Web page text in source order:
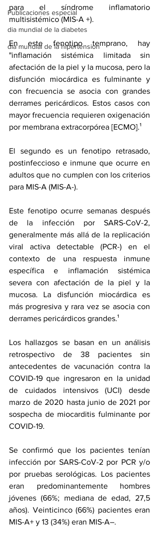
Publicaciones especial
dia mundial de la diabetes
dia mundial de la hipertension
para el síndrome inflamatorio
multisistémico (MIS-A +).
En este fenotipo temprano, hay
"inflamación sistémica limitada sin
afectación de la piel y la mucosa, pero la
disfunción miocárdica es fulminante y
con frecuencia se asocia con grandes
derrames pericárdicos. Estos casos con
mayor frecuencia requieren oxigenación
por membrana extracorpórea [ECMO].¹
El segundo es un fenotipo retrasado,
postinfeccioso e inmune que ocurre en
adultos que no cumplen con los criterios
para MIS-A (MIS-A-).
Este fenotipo ocurre semanas después
de la infección por SARS-CoV-2,
generalmente más allá de la replicación
viral activa detectable (PCR-) en el
contexto de una respuesta inmune
específica e inflamación sistémica
severa con afectación de la piel y la
mucosa. La disfunción miocárdica es
más progresiva y rara vez se asocia con
derrames pericárdicos grandes.¹
Los hallazgos se basan en un análisis
retrospectivo de 38 pacientes sin
antecedentes de vacunación contra la
COVID-19 que ingresaron en la unidad
de cuidados intensivos (UCI) desde
marzo de 2020 hasta junio de 2021 por
sospecha de miocarditis fulminante por
COVID-19.
Se confirmó que los pacientes tenían
infección por SARS-CoV-2 por PCR y/o
por pruebas serológicas. Los pacientes
eran predominantemente hombres
jóvenes (66%; mediana de edad, 27,5
años). Veinticinco (66%) pacientes eran
MIS-A+ y 13 (34%) eran MIS-A–.